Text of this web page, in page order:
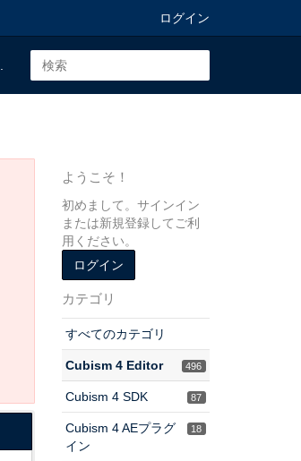
ログイン
ようこそ！
初めまして。サインイン
または新規登録してご利
用ください。
ログイン
カテゴリ
すべてのカテゴリ
496
Cubism 4 Editor
87
Cubism 4 SDK
18
Cubism 4 AEプラグ
イン